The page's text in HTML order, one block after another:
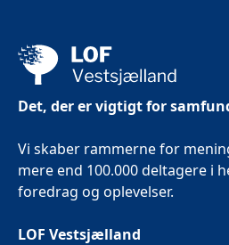
Det, der er vigtigt for
Vi skaber rammerne for
mere end 100.000 deltagere i
foredrag og oplevelser.
LOF Vestsjælland